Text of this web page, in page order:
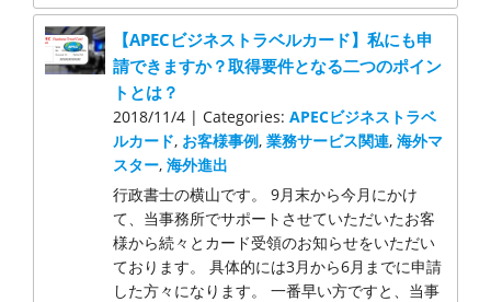
【APECビジネストラベルカード】私にも申
請できますか？取得要件となる二つのポイン
トとは？
2018/11/4 | Categories:APECビジネストラベ
ルカード, お客様事例,業務サービス関連,海外マ
スター,海外進出
行政書士の横山です。 9月末から今月にかけ
て、当事務所でサポートさせていただいたお客
様から続々とカード受領のお知らせをいただい
ております。 具体的には3月から6月までに申請
した方々になります。 一番早い方ですと、当事